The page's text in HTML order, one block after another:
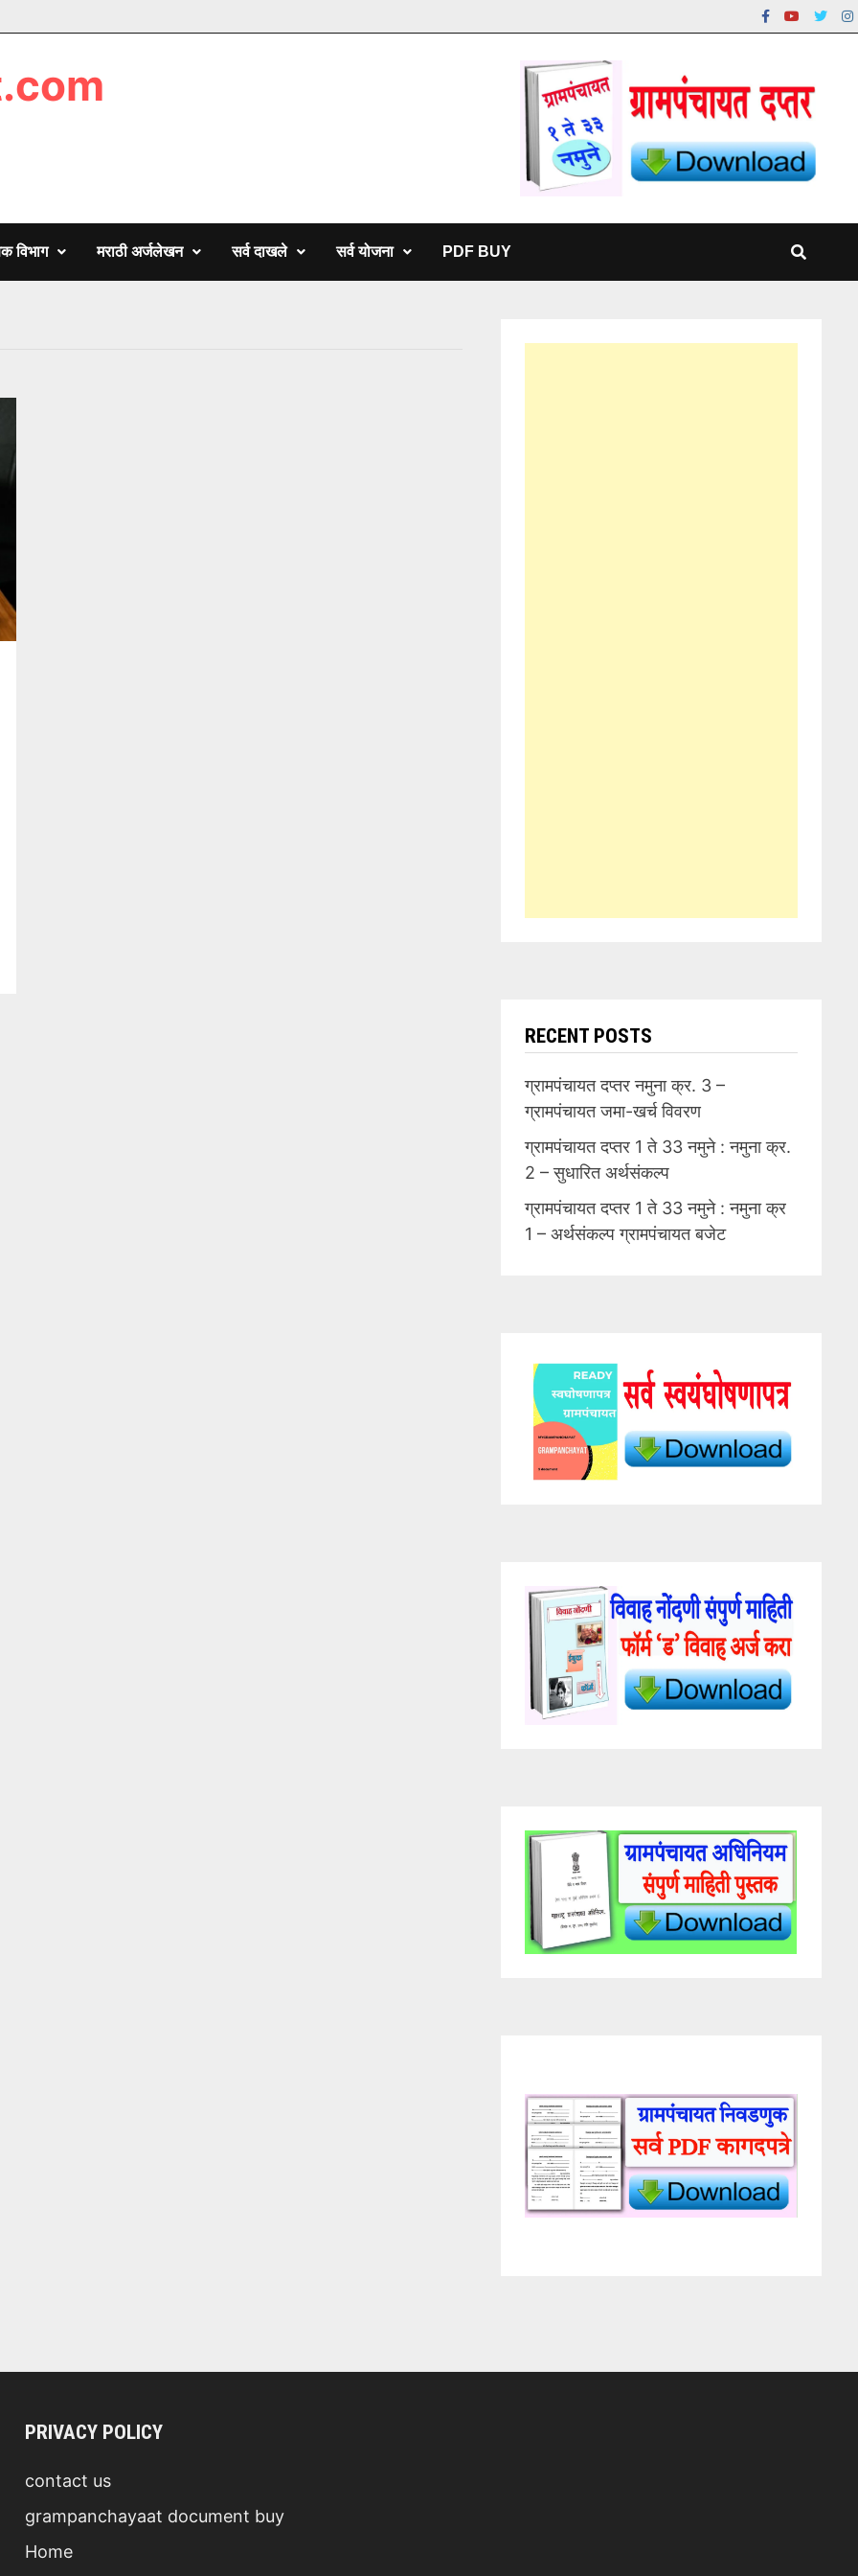
विभाग मराठी अर्जलेखन सर्व दाखले सर्व योजना PDF BUY
RECENT POSTS
ग्रामपंचायत दप्तर नमुना क्र. 3 –
ग्रामपंचायत जमा-खर्च विवरण
ग्रामपंचायत दप्तर 1 ते 33 नमुने : नमुना क्र.
2 – सुधारित अर्थसंकल्प
ग्रामपंचायत दप्तर 1 ते 33 नमुने : नमुना क्र
1 – अर्थसंकल्प ग्रामपंचायत बजेट
PRIVACY POLICY
contact us
grampanchayaat document buy
Home